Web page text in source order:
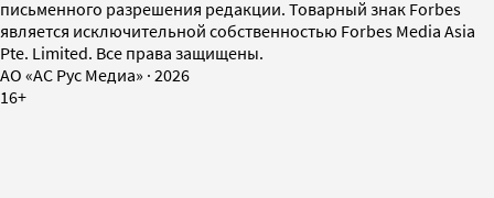
письменного разрешения редакции. Товарный знак Forbes
является исключительной собственностью Forbes Media Asia
Pte. Limited. Все права защищены.
AO «АС Рус Медиа» · 2026
16+